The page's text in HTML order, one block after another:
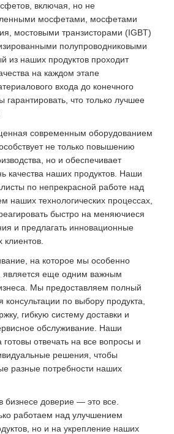
включая, но не
мосфетами, мосфетами
мостовыми транзисторами (IGBT)
полупроводниковыми
из наших продуктов проходит
на каждом этапе
входа до конечного
гарантировать, что только лучшее
современным оборудованием
не только повышению
но и обеспечивает
качества наших продуктов. Наши
по непрекрасной работе над
наших технологических процессах,
быстро на меняючиеся
и предлагать инновационные
на которое мы особенно
является еще одним важным
Мы предоставляем полный
консультации по выбору продукта,
гибкую систему доставки и
обслуживание. Наши
готовы отвечать на все вопросы и
решения, чтобы
разные потребности наших
доверие — это все.
работаем над улучшением
но и на укрепление наших